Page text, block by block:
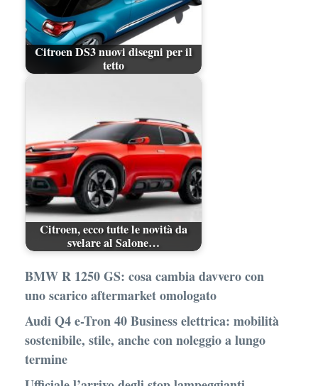
Citroen DS3 nuovi disegni per il
tetto
Citroen, ecco tutte le novità da
svelare al Salone…
BMW R 1250 GS: cosa cambia davvero con
uno scarico aftermarket omologato
Audi Q4 e-Tron 40 Business elettrica: mobilità
sostenibile, stile, anche con noleggio a lungo
termine